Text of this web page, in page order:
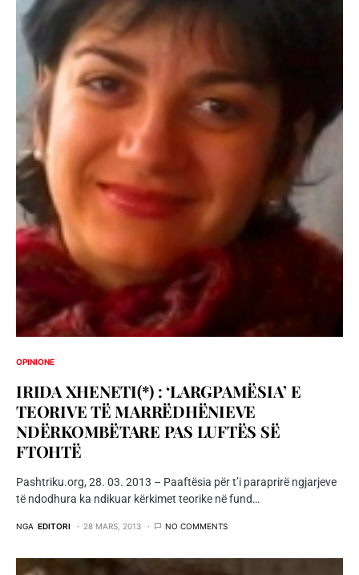
OPINIONE
IRIDA XHENETI(*) : ‘LARGPAMËSIA’ E
TEORIVE TË MARRËDHËNIEVE
NDËRKOMBËTARE PAS LUFTËS SË
FTOHTË
Pashtriku.org, 28. 03. 2013 – Paaftësia për t’i paraprirë ngjarjeve
të ndodhura ka ndikuar kërkimet teorike në fund…
NGA EDITORI 28 MARS, 2013 NO COMMENTS